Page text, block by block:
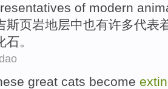
of modern
斯页岩地层中也有许多代表
石。
great cats become